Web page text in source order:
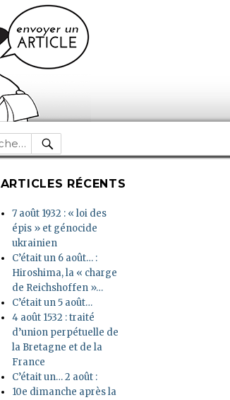
RECHERCHE
ARTICLES RÉCENTS
7 août 1932 : « loi des
épis » et génocide
ukrainien
C’était un 6 août… :
Hiroshima, la « charge
de Reichshoffen »…
C’était un 5 août…
4 août 1532 : traité
d’union perpétuelle de
la Bretagne et de la
France
C’était un… 2 août :
10e dimanche après la